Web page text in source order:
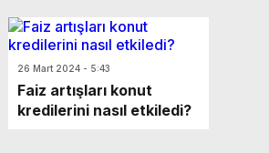
26 Mart 2024 - 5:43
Faiz artışları konut
kredilerini nasıl etkiledi?